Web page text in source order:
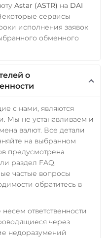
Astar (ASTR) на DAI
сервисы
исполнения заявок
обменного
о
с нами, являются
Мы не устанавливаем и
валют. Все детали
на выбранном
предусмотрена
раздел FAQ,
частые вопросы
обратитесь в
ответственности
через
недоразумений